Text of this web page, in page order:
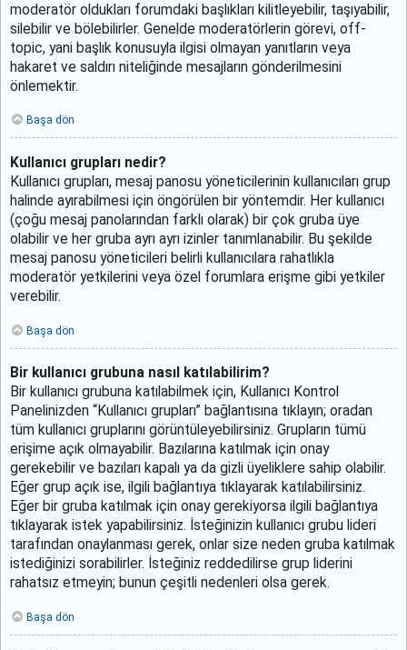
moderatör oldukları forumdaki başlıkları kilitleyebilir, taşıyabilir,
silebilir ve bölebilirler. Genelde moderatörlerin görevi, off-
topic, yani başlık konusuyla ilgisi olmayan yanıtların veya
hakaret ve saldırı niteliğinde mesajların gönderilmesini
önlemektir.
Başa dön
Kullanıcı grupları nedir?
Kullanıcı grupları, mesaj panosu yöneticilerinin kullanıcıları grup
halinde ayırabilmesi için öngörülen bir yöntemdir. Her kullanıcı
(çoğu mesaj panolarından farklı olarak) bir çok gruba üye
olabilir ve her gruba ayrı ayrı izinler tanımlanabilir. Bu şekilde
mesaj panosu yöneticileri belirli kullanıcılara rahatlıkla
moderatör yetkilerini veya özel forumlara erişme gibi yetkiler
verebilir.
Başa dön
Bir kullanıcı grubuna nasıl katılabilirim?
Bir kullanıcı grubuna katılabilmek için, Kullanıcı Kontrol
Panelinizden “Kullanıcı grupları” bağlantısına tıklayın; oradan
tüm kullanıcı gruplarını görüntüleyebilirsiniz. Grupların tümü
erişime açık olmayabilir. Bazılarına katılmak için onay
gerekebilir ve bazıları kapalı ya da gizli üyeliklere sahip olabilir.
Eğer grup açık ise, ilgili bağlantıya tıklayarak katılabilirsiniz.
Eğer bir gruba katılmak için onay gerekiyorsa ilgili bağlantıya
tıklayarak istek yapabilirsiniz. İsteğinizin kullanıcı grubu lideri
tarafından onaylanması gerek, onlar size neden gruba katılmak
istediğinizi sorabilirler. İsteğiniz reddedilirse grup liderini
rahatsız etmeyin; bunun çeşitli nedenleri olsa gerek.
Başa dön